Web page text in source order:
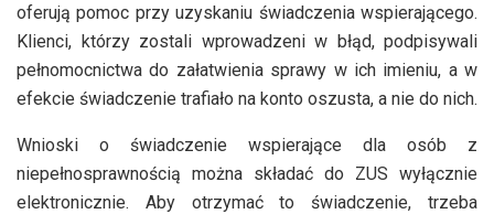
oferują pomoc przy uzyskaniu świadczenia wspierającego.
Klienci, którzy zostali wprowadzeni w błąd, podpisywali
pełnomocnictwa do załatwienia sprawy w ich imieniu, a w
efekcie świadczenie trafiało na konto oszusta, a nie do nich.
Wnioski o świadczenie wspierające dla osób z
niepełnosprawnością można składać do ZUS wyłącznie
elektronicznie. Aby otrzymać to świadczenie, trzeba